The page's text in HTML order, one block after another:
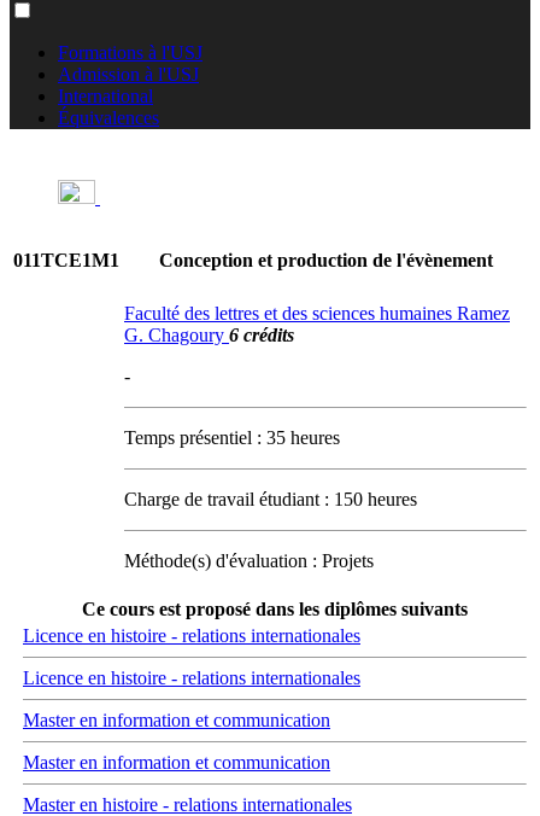
Formations à l'USJ
Admission à l'USJ
International
Équivalences
011TCE1M1 Conception et production de l'évènement
Faculté des lettres et des sciences humaines Ramez
G. Chagoury 6 crédits
-
Temps présentiel : 35 heures
Charge de travail étudiant : 150 heures
Méthode(s) d'évaluation : Projets
Ce cours est proposé dans les diplômes suivants
Licence en histoire - relations internationales
Licence en histoire - relations internationales
Master en information et communication
Master en information et communication
Master en histoire - relations internationales